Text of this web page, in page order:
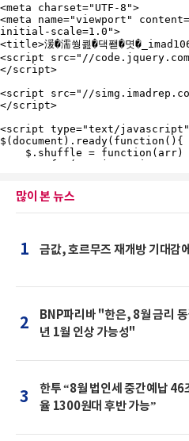
많이 본 뉴스
1 금값, 호르무즈 재개방 기대감
2
BNP파리바 "한은, 8월 금리 동
년 1월 인상 가능성"
3
한투 “8월 법인세 중간예납
율 1300원대 후반 가능”